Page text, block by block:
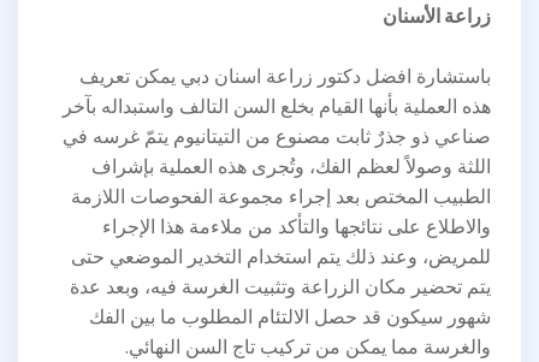
زراعة الأسنان
باستشارة افضل دكتور زراعة اسنان دبي يمكن تعريف
هذه العملية بأنها القيام بخلع السن التالف واستبداله بآخر
صناعي ذو جذرٌ ثابت مصنوع من التيتانيوم يتمّ غرسه في
اللثة وصولاً لعظم الفك، وتُجرى هذه العملية بإشراف
الطبيب المختص بعد إجراء مجموعة الفحوصات اللازمة
والاطلاع على نتائجها والتأكد من ملاءمة هذا الإجراء
للمريض، وعند ذلك يتم استخدام التخدير الموضعي حتى
يتم تحضير مكان الزراعة وتثبيت الغرسة فيه، وبعد عدة
شهور سيكون قد حصل الالتئام المطلوب ما بين الفك
والغرسة مما يمكن من تركيب تاج السن النهائي.